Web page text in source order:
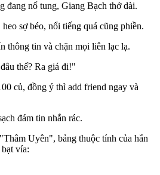
đang nổ tung, Giang Bạch thở dài.
sợ béo, nổi tiếng quá cũng phiền.
thông tin và chặn mọi liên lạc lạ.
thế? Ra giá đi!"
củ, đồng ý thì add friend ngay và
đám tin nhắn rác.
Uyên", bảng thuộc tính của hắn
vía: